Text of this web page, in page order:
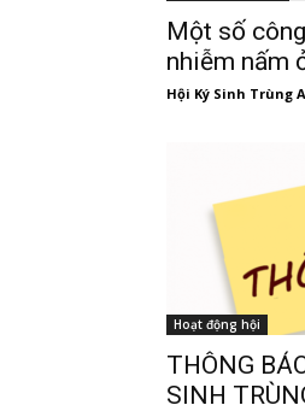
Một số
nhiễm nấm
Hội Ký Sinh Trùng
Hoạt động hội
THÔNG
SINH